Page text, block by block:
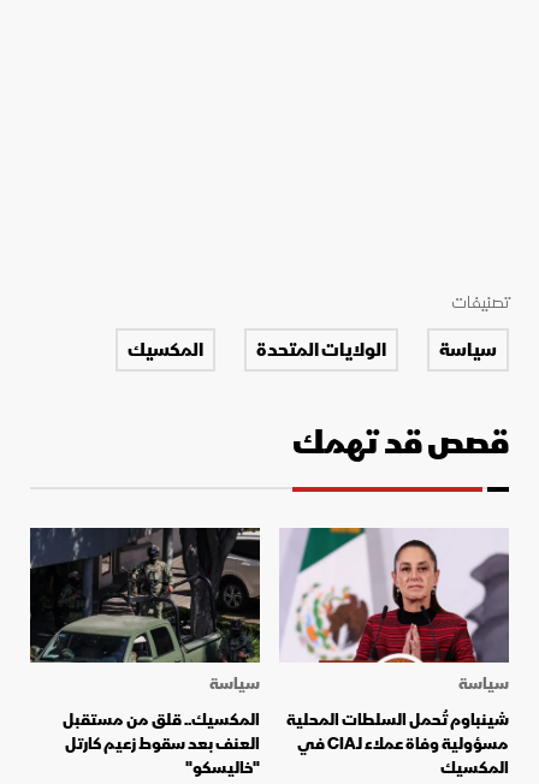
تصنيفات
سياسة الولايات المتحدة المكسيك
قصص قد تهمك
سياسة
شينباوم تُحمل السلطات المحلية
مسؤولية وفاة عملاء لـCIA في
المكسيك
سياسة
المكسيك.. قلق من مستقبل
العنف بعد سقوط زعيم كارتل
"خاليسكو"